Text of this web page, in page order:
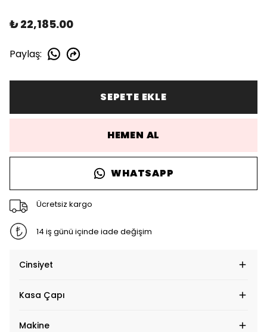
₺ 22,185.00
Paylaş:
SEPETE EKLE
HEMEN AL
WHATSAPP
Ücretsiz kargo
14 iş günü içinde iade değişim
Cinsiyet
Kasa Çapı
Makine